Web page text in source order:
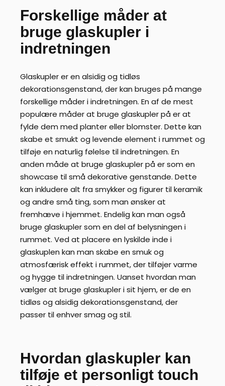
Forskellige måder at
bruge glaskupler i
indretningen
Glaskupler er en alsidig og tidløs
dekorationsgenstand, der kan bruges på mange
forskellige måder i indretningen. En af de mest
populære måder at bruge glaskupler på er at
fylde dem med planter eller blomster. Dette kan
skabe et smukt og levende element i rummet og
tilføje en naturlig følelse til indretningen. En
anden måde at bruge glaskupler på er som en
showcase til små dekorative genstande. Dette
kan inkludere alt fra smykker og figurer til keramik
og andre små ting, som man ønsker at
fremhæve i hjemmet. Endelig kan man også
bruge glaskupler som en del af belysningen i
rummet. Ved at placere en lyskilde inde i
glaskuplen kan man skabe en smuk og
atmosfærisk effekt i rummet, der tilføjer varme
og hygge til indretningen. Uanset hvordan man
vælger at bruge glaskupler i sit hjem, er de en
tidløs og alsidig dekorationsgenstand, der
passer til enhver smag og stil.
Hvordan glaskupler kan
tilføje et personligt touch